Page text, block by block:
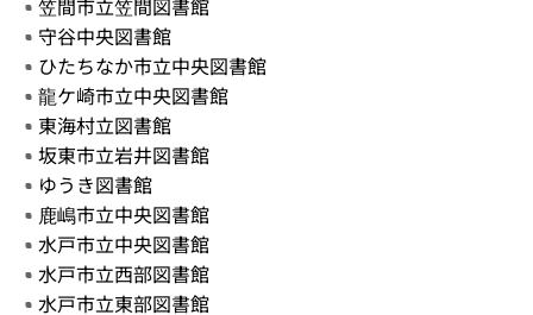
笠間市立笠間図書館
守谷中央図書館
ひたちなか市立中央図書館
龍ケ崎市立中央図書館
東海村立図書館
坂東市立岩井図書館
ゆうき図書館
鹿嶋市立中央図書館
水戸市立中央図書館
水戸市立西部図書館
水戸市立東部図書館